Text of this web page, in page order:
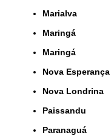
Marialva
Maringá
Maringá
Nova Esperança
Nova Londrina
Paissandu
Paranaguá